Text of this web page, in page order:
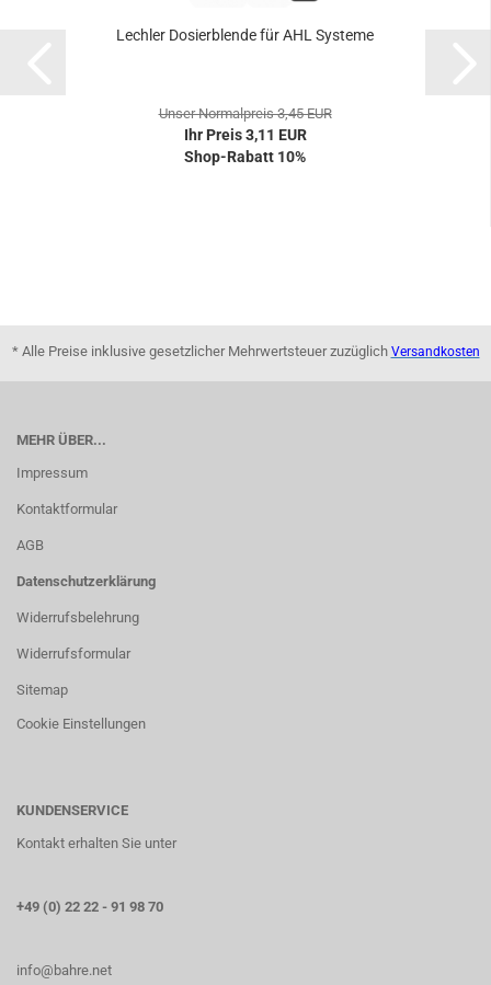
Lechler Dosierblende für AHL Systeme
Unser Normalpreis 3,45 EUR
Ihr Preis 3,11 EUR
Shop-Rabatt 10%
* Alle Preise inklusive gesetzlicher Mehrwertsteuer zuzüglich Versandkosten
MEHR ÜBER...
Impressum
Kontaktformular
AGB
Datenschutzerklärung
Widerrufsbelehrung
Widerrufsformular
Sitemap
Cookie Einstellungen
KUNDENSERVICE
Kontakt erhalten Sie unter
+49 (0) 22 22 - 91 98 70
info@bahre.net